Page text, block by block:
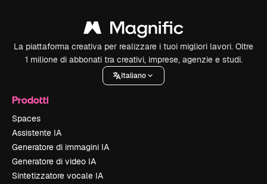
La piattaforma creativa per realizzare i tuoi migliori lavori. Oltre
1 milione di abbonati tra creativi, imprese, agenzie e studi.
Italiano
Prodotti
Spaces
Assistente IA
Generatore di immagini IA
Generatore di video IA
Sintetizzatore vocale IA